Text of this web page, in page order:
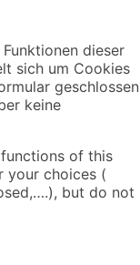
dieser
sich um Cookies
geschlossen
keine
of this
your choices (
but do not